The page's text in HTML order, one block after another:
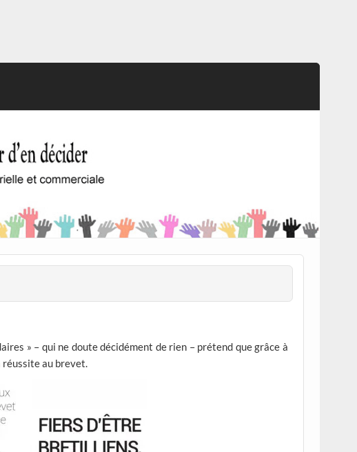
» – qui ne doute décidément de rien – prétend que grâce à
au brevet.